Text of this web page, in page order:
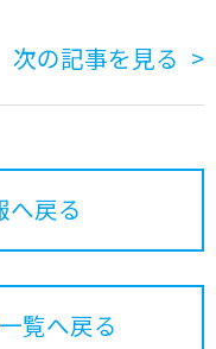
次の記事を見る
へ戻る
覧へ戻る